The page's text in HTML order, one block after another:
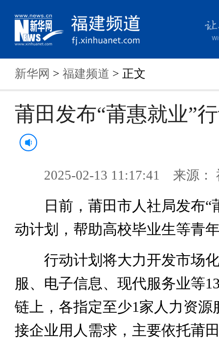
新华网 > 福建频道 > 正文
莆田发布“莆惠就业”
2025-02-13 11:17:41 来源：
日前，莆田市人社局发布“
动计划，帮助高校毕业生等青
行动计划将大力开发市场化
服、电子信息、现代服务业等
链上，各指定至少1家人力资源
接企业用人需求，主要依托莆